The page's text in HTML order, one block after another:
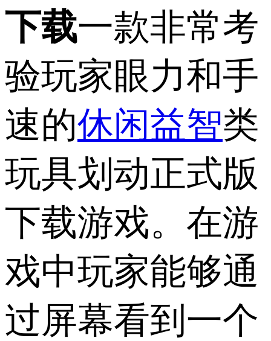
下载一款非常考
验玩家眼力和手
速的休闲益智类
玩具划动正式版
下载游戏。在游
戏中玩家能够通
过屏幕看到一个